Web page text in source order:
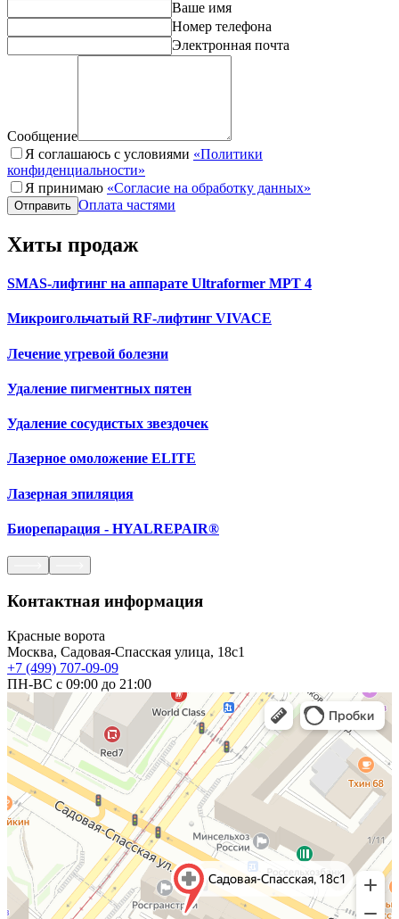
Ваше имя
Номер телефона
Электронная почта
Сообщение
Я соглашаюсь с условиями «Политики
конфиденциальности»
Я принимаю «Согласие на обработку данных»
Отправить Оплата частями
Хиты продаж
SMAS-лифтинг на аппарате Ultraformer МРТ 4
Микроигольчатый RF-лифтинг VIVACE
Лечение угревой болезни
Удаление пигментных пятен
Удаление сосудистых звездочек
Лазерное омоложение ELITE
Лазерная эпиляция
Биорепарация - HYALREPAIR®
Контактная информация
Красные ворота
Москва, Садовая-Спасская улица, 18с1
+7 (499) 707-09-09
ПН-ВС с 09:00 до 21:00